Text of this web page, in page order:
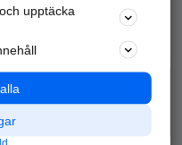
sökningar
upptäcka